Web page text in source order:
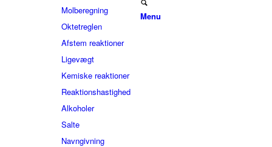
Molberegning
Oktetreglen
Afstem reaktioner
Ligevægt
Kemiske reaktioner
Reaktionshastighed
Alkoholer
Salte
Navngivning
Menu